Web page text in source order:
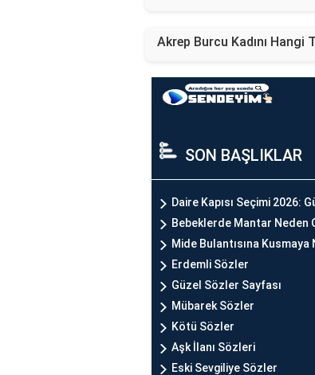
Akrep Burcu Kadını Hangi
SON BAŞLIKLAR
Daire Kapısı Seçimi 2026:
Bebeklerde Mantar Neden
Mide Bulantısına Kusmaya
Erdemli Sözler
Güzel Sözler Sayfası
Mübarek Sözler
Kötü Sözler
Aşk İlanı Sözleri
Eski Sevgiliye Sözler